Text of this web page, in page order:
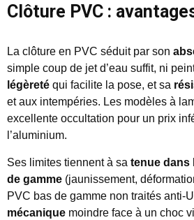
Clôture PVC :
La clôture en PVC séduit par son
simple coup de jet d’eau suffit, ni
légèreté qui facilite la pose, et sa
et aux intempéries. Les modèles à
excellente occultation pour un prix
l’aluminium.
Ses limites tiennent à sa tenue dans
de gamme (jaunissement,
PVC bas de gamme non traités anti-
mécanique moindre face à un choc